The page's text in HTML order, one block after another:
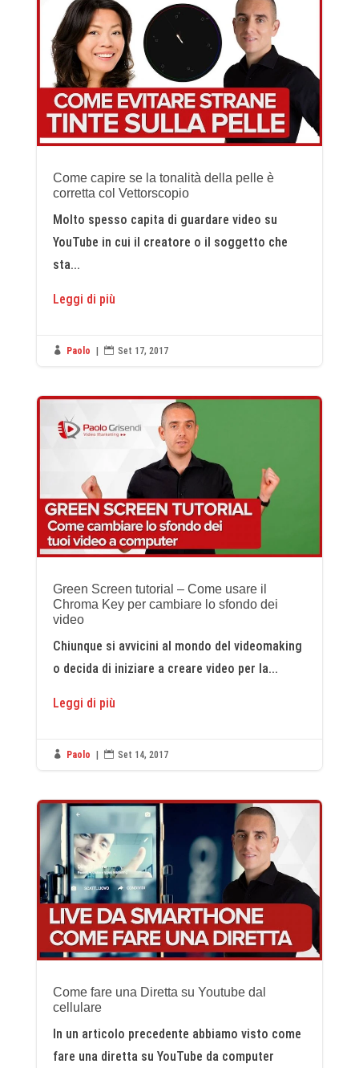
Come capire se la tonalità della pelle è
corretta col Vettorscopio
Molto spesso capita di guardare video su
YouTube in cui il creatore o il soggetto che
sta...
Leggi di più
 Paolo  Set 17, 2017
Green Screen tutorial – Come usare il
Chroma Key per cambiare lo sfondo dei
video
Chiunque si avvicini al mondo del videomaking
o decida di iniziare a creare video per la...
Leggi di più
 Paolo |  Set 14, 2017
Come fare una Diretta su Youtube dal
cellulare
In un articolo precedente abbiamo visto come
fare una diretta su YouTube da computer